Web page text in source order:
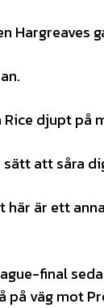
Rice djupt
sätt att såra
är ett
final
på väg mot